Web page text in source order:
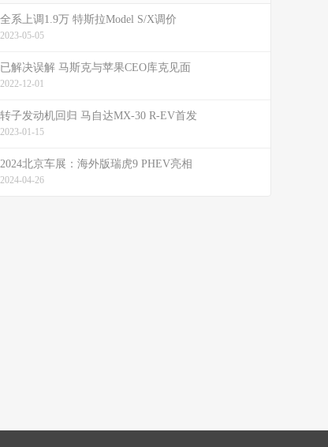
全系上调1.9万 特斯拉Model S/X调价
2023-05-05
已解决误解 马斯克与苹果CEO库克见面
2022-12-01
转子发动机回归 马自达MX-30 R-EV首发
2023-01-15
2024北京车展：海外版瑞虎9 PHEV亮相
2024-04-26